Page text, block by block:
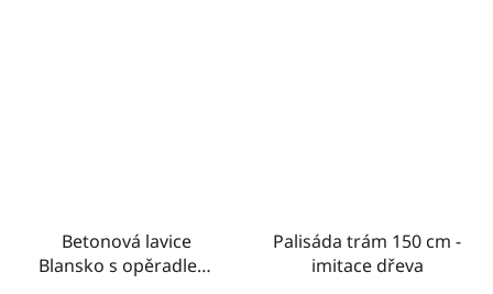
Betonová lavice
Blansko s opěradlem
Palisáda trám 150 cm -
imitace dřeva